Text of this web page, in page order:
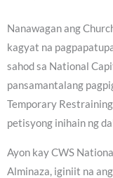
Nanawagan ang
kagyat na
sahod sa National
pansamantalang
Temporary
petisyong inihain ng
Ayon kay CWS
Alminaza, iginiit na